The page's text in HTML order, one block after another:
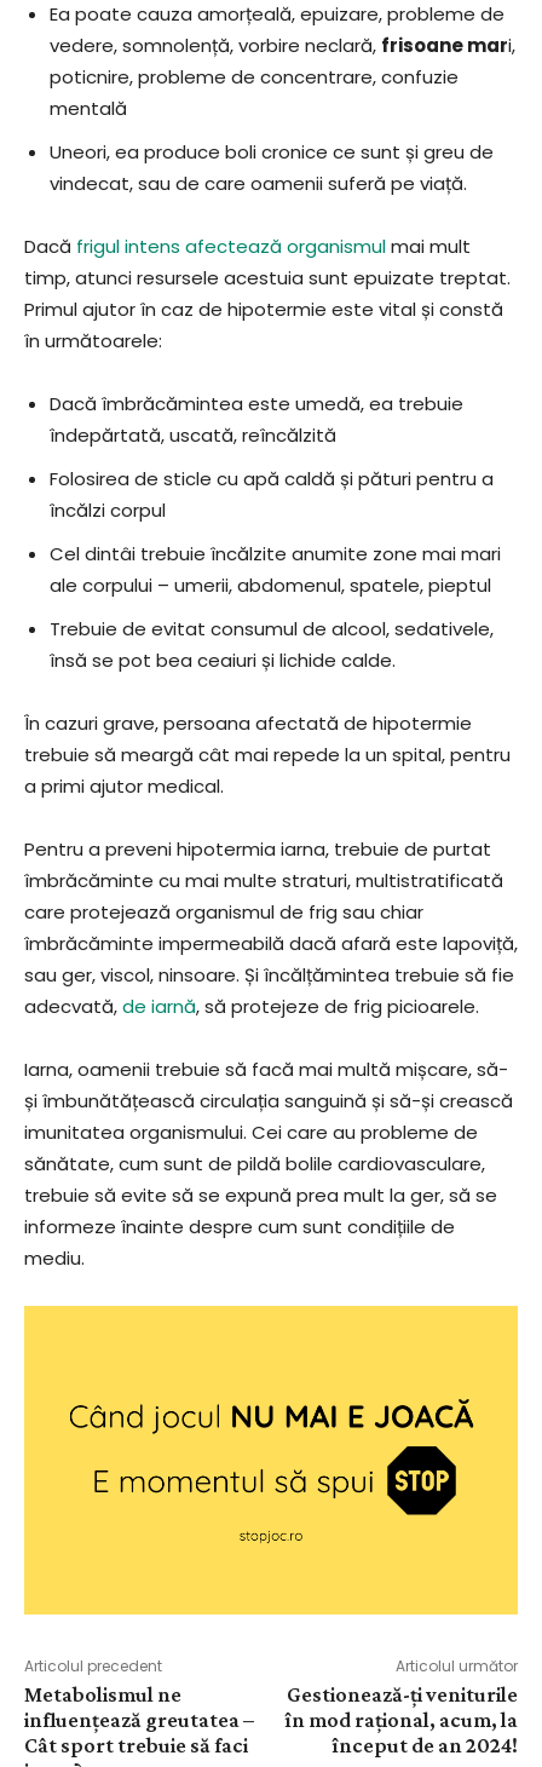
Ea poate cauza amorțeală, epuizare, probleme de
vedere, somnolență, vorbire neclară, frisoane mari,
poticnire, probleme de concentrare, confuzie
mentală
Uneori, ea produce boli cronice ce sunt și greu de
vindecat, sau de care oamenii suferă pe viață.
Dacă frigul intens afectează organismulmai mult
timp, atunci resursele acestuia sunt epuizate treptat.
Primul ajutor în caz de hipotermie este vital și constă
în următoarele:
Dacă îmbrăcămintea este umedă, ea trebuie
îndepărtată, uscată, reîncălzită
Folosirea de sticle cu apă caldă și pături pentru a
încălzi corpul
Cel dintâi trebuie încălzite anumite zone mai mari
ale corpului – umerii, abdomenul, spatele, pieptul
Trebuie de evitat consumul de alcool, sedativele,
însă se pot bea ceaiuri și lichide calde.
În cazuri grave, persoana afectată de hipotermie
trebuie să meargă cât mai repede la un spital, pentru
a primi ajutor medical.
Pentru a preveni hipotermia iarna, trebuie de purtat
îmbrăcăminte cu mai multe straturi, multistratificată
care protejează organismul de frig sau chiar
îmbrăcăminte impermeabilă dacă afară este lapoviță,
sau ger, viscol, ninsoare. Și încălțămintea trebuie să fie
adecvată,de iarnă, să protejeze de frig picioarele.
Iarna, oamenii trebuie să facă mai multă mișcare, să-
și îmbunătățească circulația sanguină și să-și crească
imunitatea organismului. Cei care au probleme de
sănătate, cum sunt de pildă bolile cardiovasculare,
trebuie să evite să se expună prea mult la ger, să se
informeze înainte despre cum sunt condițiile de
mediu.
Articolul precedent
Metabolismul ne
influențează greutatea –
Cât sport trebuie să faci
Articolul următor
Gestionează-ți veniturile
în mod rațional, acum, la
început de an 2024!